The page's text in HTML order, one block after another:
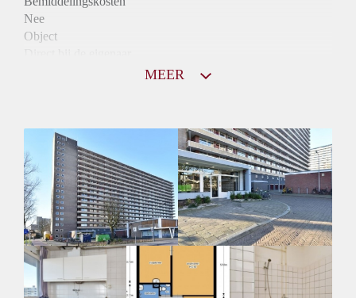
Nee
Object
Huurtoeslag
Mogelijk
Inkomen eis
N.V.T.
Huurtermijn
Onbepaalde termijn
Oplevering
Kaal
MEER